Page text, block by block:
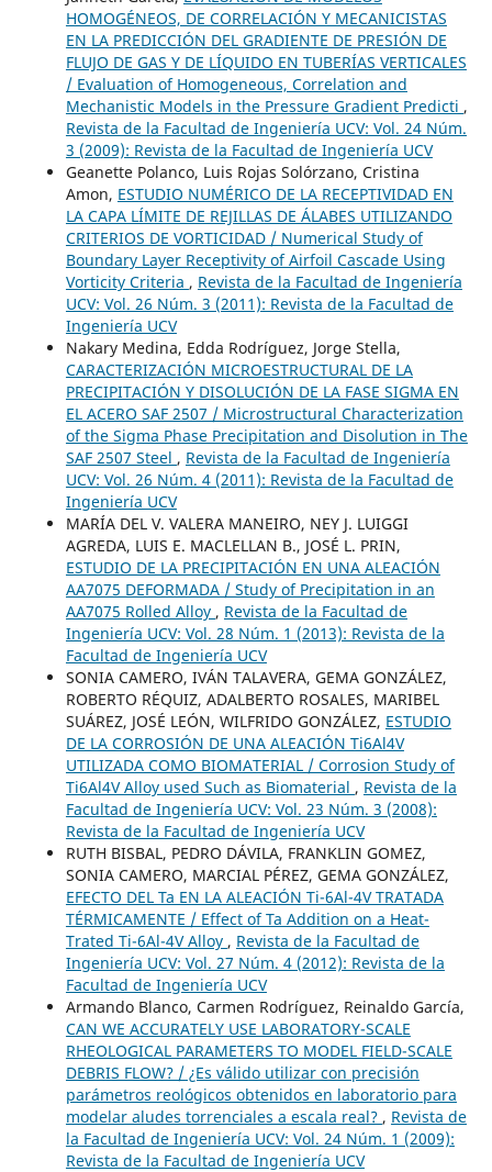
HOMOGÉNEOS, DE CORRELACIÓN Y MECANICISTAS
EN LA PREDICCIÓN DEL GRADIENTE DE PRESIÓN DE
FLUJO DE GAS Y DE LÍQUIDO EN TUBERÍAS VERTICALES
/ Evaluation of Homogeneous, Correlation and
Mechanistic Models in the Pressure Gradient Predicti ,
Revista de la Facultad de Ingeniería UCV: Vol. 24 Núm.
3 (2009): Revista de la Facultad de Ingeniería UCV
Geanette Polanco, Luis Rojas Solórzano, Cristina
Amon, ESTUDIO NUMÉRICO DE LA RECEPTIVIDAD EN
LA CAPA LÍMITE DE REJILLAS DE ÁLABES UTILIZANDO
CRITERIOS DE VORTICIDAD / Numerical Study of
Boundary Layer Receptivity of Airfoil Cascade Using
Vorticity Criteria , Revista de la Facultad de Ingeniería
UCV: Vol. 26 Núm. 3 (2011): Revista de la Facultad de
Ingeniería UCV
Nakary Medina, Edda Rodríguez, Jorge Stella,
CARACTERIZACIÓN MICROESTRUCTURAL DE LA
PRECIPITACIÓN Y DISOLUCIÓN DE LA FASE SIGMA EN
EL ACERO SAF 2507 / Microstructural Characterization
of the Sigma Phase Precipitation and Disolution in The
SAF 2507 Steel , Revista de la Facultad de Ingeniería
UCV: Vol. 26 Núm. 4 (2011): Revista de la Facultad de
Ingeniería UCV
MARÍA DEL V. VALERA MANEIRO, NEY J. LUIGGI
AGREDA, LUIS E. MACLELLAN B., JOSÉ L. PRIN,
ESTUDIO DE LA PRECIPITACIÓN EN UNA ALEACIÓN
AA7075 DEFORMADA / Study of Precipitation in an
AA7075 Rolled Alloy , Revista de la Facultad de
Ingeniería UCV: Vol. 28 Núm. 1 (2013): Revista de la
Facultad de Ingeniería UCV
SONIA CAMERO, IVÁN TALAVERA, GEMA GONZÁLEZ,
ROBERTO RÉQUIZ, ADALBERTO ROSALES, MARIBEL
SUÁREZ, JOSÉ LEÓN, WILFRIDO GONZÁLEZ, ESTUDIO
DE LA CORROSIÓN DE UNA ALEACIÓN Ti6Al4V
UTILIZADA COMO BIOMATERIAL / Corrosion Study of
Ti6Al4V Alloy used Such as Biomaterial , Revista de la
Facultad de Ingeniería UCV: Vol. 23 Núm. 3 (2008):
Revista de la Facultad de Ingeniería UCV
RUTH BISBAL, PEDRO DÁVILA, FRANKLIN GOMEZ,
SONIA CAMERO, MARCIAL PÉREZ, GEMA GONZÁLEZ,
EFECTO DEL Ta EN LA ALEACIÓN Ti-6Al-4V TRATADA
TÉRMICAMENTE / Effect of Ta Addition on a Heat-
Trated Ti-6Al-4V Alloy , Revista de la Facultad de
Ingeniería UCV: Vol. 27 Núm. 4 (2012): Revista de la
Facultad de Ingeniería UCV
Armando Blanco, Carmen Rodríguez, Reinaldo García,
CAN WE ACCURATELY USE LABORATORY-SCALE
RHEOLOGICAL PARAMETERS TO MODEL FIELD-SCALE
DEBRIS FLOW? / ¿Es válido utilizar con precisión
parámetros reológicos obtenidos en laboratorio para
modelar aludes torrenciales a escala real? , Revista de
la Facultad de Ingeniería UCV: Vol. 24 Núm. 1 (2009):
Revista de la Facultad de Ingeniería UCV